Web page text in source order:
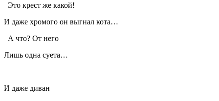
Это крест же какой!
И даже хромого он выгнал кота…
А что? От него
Лишь одна суета…
И даже диван